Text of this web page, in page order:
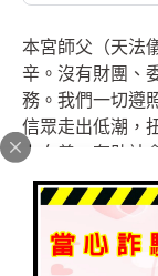
本宮師父（天法
辛。沒有財團、
務。我們一切遵
信眾走出低潮，
上向善，有助社
義。只能齊心齊
的執行， 永恆
報，只要有顆感